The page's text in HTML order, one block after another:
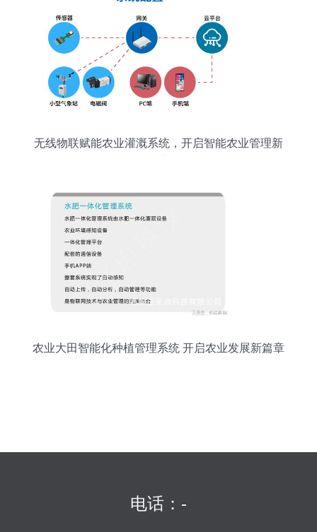
无线物联赋能农业灌溉系统，开启智能农业管理新
农业大田智能化种植管理系统 开启农业发展新篇章
电话：-